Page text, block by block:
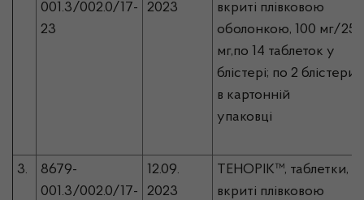
001.3/002.0/17-
23
2023
вкриті плівковою
оболонкою, 100 мг/25
мг,по 14 таблеток у
блістері; по 2 блістери
в картонній
упаковці
3.
8679-
001.3/002.0/17-
12.09.
2023
ТЕНОРІК™, таблетки,
вкриті плівковою